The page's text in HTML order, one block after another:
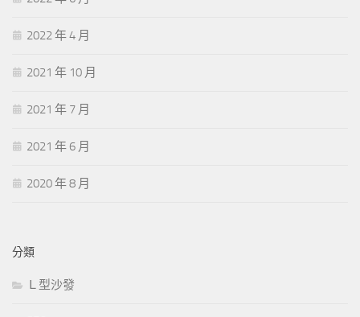
2022 年 4 月
2021 年 10 月
2021 年 7 月
2021 年 6 月
2020 年 8 月
分類
Ｌ型沙發